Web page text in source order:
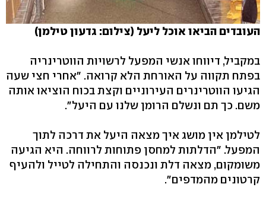
העובדים הביאו אוכל ליעל (צילום: גדעון טילמן)
במקביל, דיווחו אנשי המפעל לרשויות הווטרינריה
בפתח תקווה על האורחת הלא קרואה. "אחרי חצי שעה
הגיעו הווטרינרים העירוניים וקצת בכוח הוציאו אותה
משם. כך תם ונשלם הרומן שלנו עם היעל".
לטילמן אין מושג איך מצאה היעל את דרכה לתוך
המפעל. "הדלתות למחסן פתוחות לרווחה. היא הגיעה
משומקום, מצאה דלת ונכנסה והתחילה לטייל ולהעיף
קרטונים מהמדפים".